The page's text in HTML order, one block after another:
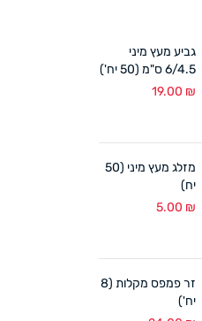
גביע מעץ מיני
6/4.5 ס"מ (50 יח')
19.00 ₪
מזלג מעץ מיני (50
יח)
5.00 ₪
זר פמפס מקלות (8
יח')